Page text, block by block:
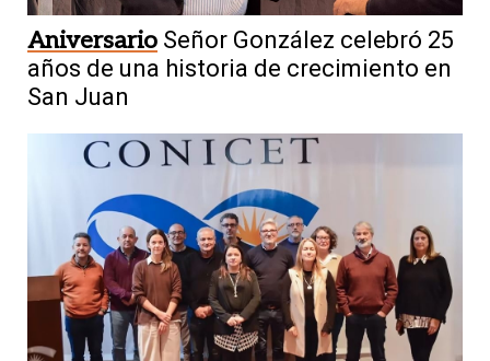
Aniversario Señor González celebró 25
años de una historia de crecimiento en
San Juan